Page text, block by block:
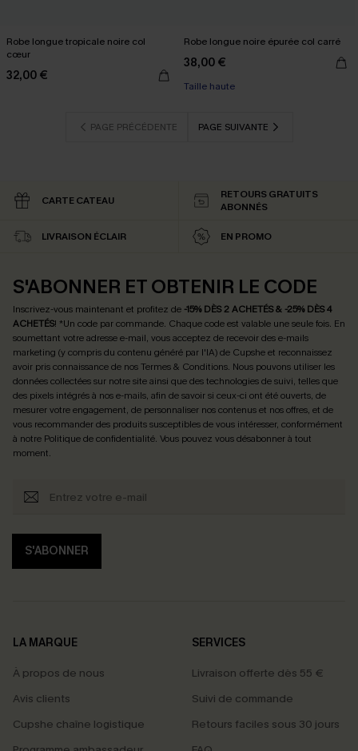
Robe longue tropicale noire col
cœur
32,00 €
Robe longue noire épurée col carré
38,00 €
Taille haute
PAGE PRÉCÉDENTE PAGE SUIVANTE
CARTE CATEAU
RETOURS GRATUITS
ABONNÉS
LIVRAISON ÉCLAIR EN PROMO
S'ABONNER ET OBTENIR LE CODE
Inscrivez-vous maintenant et profitez de -15% DÈS 2 ACHETÉS & -25% DÈS 4
ACHETÉS! *Un code par commande. Chaque code est valable une seule fois. En
soumettant votre adresse e-mail, vous acceptez de recevoir des e-mails
marketing (y compris du contenu généré par l'IA) de Cupshe et reconnaissez
avoir pris connaissance de nosTermes & Conditions. Nous pouvons utiliser les
données collectées sur notre site ainsi que des technologies de suivi, telles que
des pixels intégrés à nos e-mails, afin de savoir si ceux-ci ont été ouverts, de
mesurer votre engagement, de personnaliser nos contenus et nos offres, et de
vous recommander des produits susceptibles de vous intéresser, conformément
à notre Politique de confidentialité. Vous pouvez vous désabonner à tout
moment.
S'ABONNER
LA MARQUE
À propos de nous
Avis clients
Cupshe chaîne logistique
SERVICES
Livraison offerte dès 55 €
Suivi de commande
Retours faciles sous 30 jours